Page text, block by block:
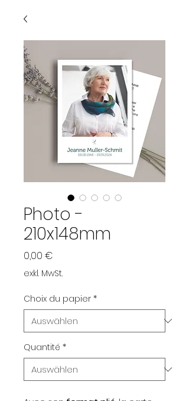
Photo -
210x148mm
0,00 €
exkl. MwSt.
Choix du papier *
Quantité *